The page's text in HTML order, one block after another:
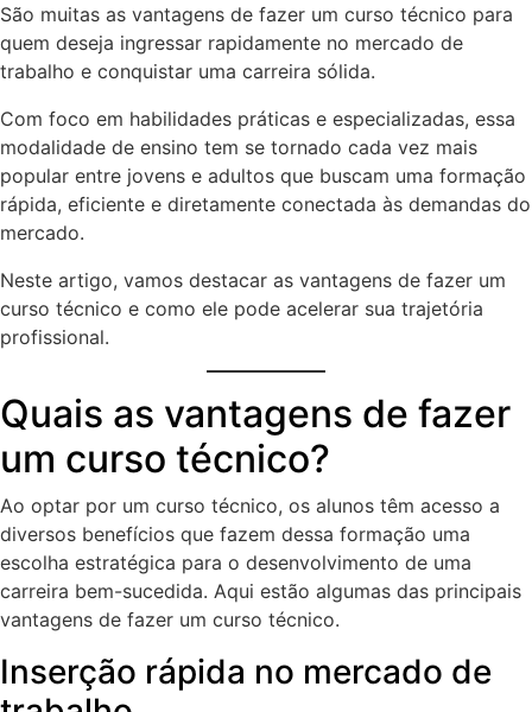
São muitas as vantagens de fazer um curso técnico para
quem deseja ingressar rapidamente no mercado de
trabalho e conquistar uma carreira sólida.
Com foco em habilidades práticas e especializadas, essa
modalidade de ensino tem se tornado cada vez mais
popular entre jovens e adultos que buscam uma formação
rápida, eficiente e diretamente conectada às demandas do
mercado.
Neste artigo, vamos destacar as vantagens de fazer um
curso técnico e como ele pode acelerar sua trajetória
profissional.
Quais as vantagens de fazer
um curso técnico?
Ao optar por um curso técnico, os alunos têm acesso a
diversos benefícios que fazem dessa formação uma
escolha estratégica para o desenvolvimento de uma
carreira bem-sucedida. Aqui estão algumas das principais
vantagens de fazer um curso técnico.
Inserção rápida no mercado de